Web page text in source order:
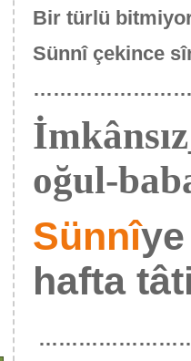
Bir türlü
Sünnî çekince
oğul-
Sünnî
hafta